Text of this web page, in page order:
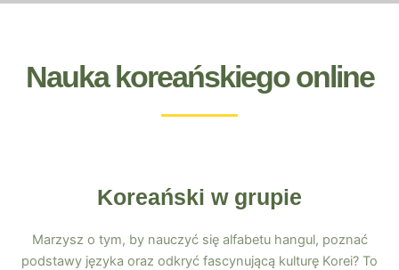
Nauka koreańskiego online
Koreański w grupie
Marzysz o tym, by nauczyć się alfabetu hangul, poznać
podstawy języka oraz odkryć fascynującą kulturę Korei? To